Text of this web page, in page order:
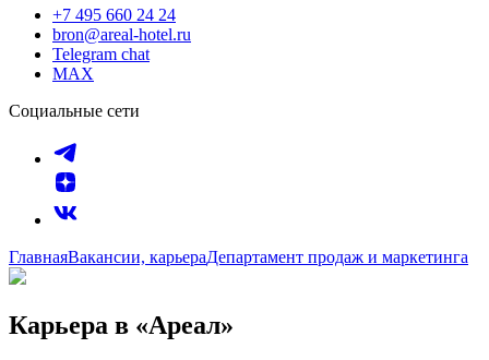
+7 495 660 24 24
bron@areal-hotel.ru
Telegram chat
MAX
Социальные сети
ГлавнаяВакансии, карьераДепартамент продаж и маркетинга
Карьера в «Ареал»